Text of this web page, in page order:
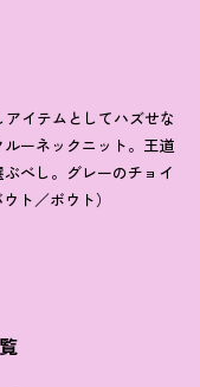
イテムとしてハズせな
ーネックニット。王道
べし。グレーのチョイ
ト／ボウト）